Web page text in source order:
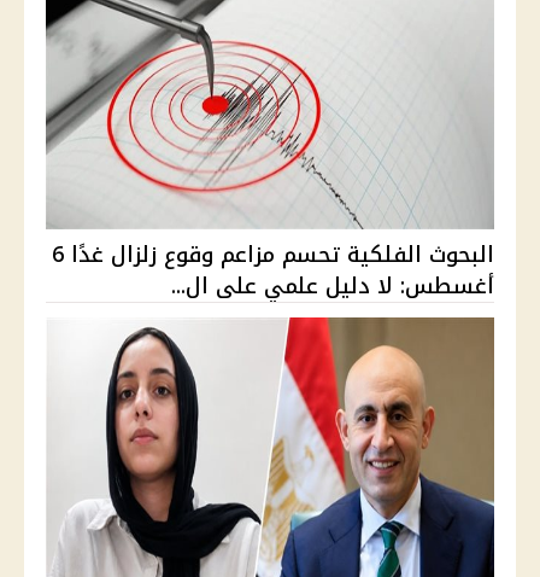
البحوث الفلكية تحسم مزاعم وقوع زلزال غدًا 6
أغسطس: لا دليل علمي على ال...